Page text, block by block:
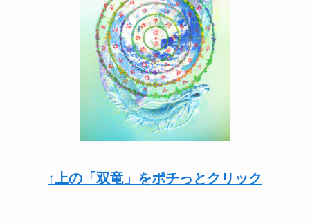
↑上の「双竜」をポチっとクリック